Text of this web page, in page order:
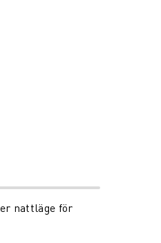
nattläge för